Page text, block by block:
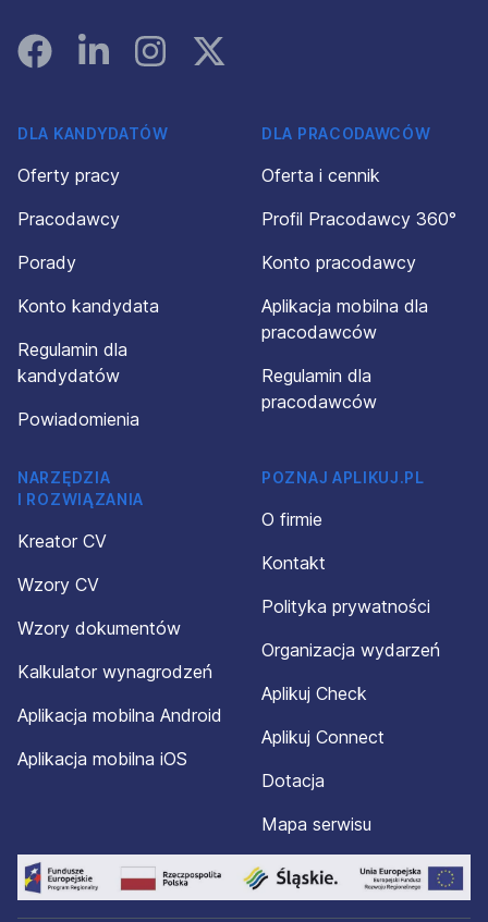
FacebookLinked InInstagramInstagram
DLA KANDYDATÓW
Oferty pracy
Pracodawcy
Porady
Konto kandydata
Regulamin dla
kandydatów
Powiadomienia
DLA PRACODAWCÓW
Oferta i cennik
Profil Pracodawcy 360°
Konto pracodawcy
Aplikacja mobilna dla
pracodawców
Regulamin dla
pracodawców
NARZĘDZIA
I ROZWIĄZANIA
Kreator CV
Wzory CV
Wzory dokumentów
Kalkulator wynagrodzeń
Aplikacja mobilna Android
Aplikacja mobilna iOS
POZNAJ APLIKUJ.PL
O firmie
Kontakt
Polityka prywatności
Organizacja wydarzeń
Aplikuj Check
Aplikuj Connect
Dotacja
Mapa serwisu